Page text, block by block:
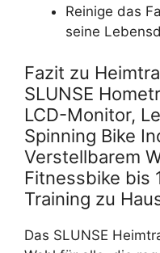
Reinige das
seine
Fazit zu
SLUNSE
LCD-Monitor,
Spinning Bike
Verstellbarem
Fitnessbike bis
Training zu
Das SLUNSE